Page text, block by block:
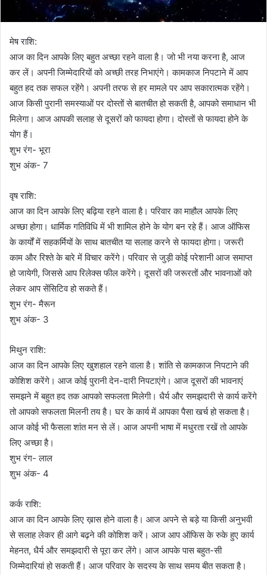
मेष राशि:
आज का दिन आपके लिए बहुत अच्छा रहने वाला है। जो भी नया करना है, आज
कर लें। अपनी जिम्मेदारियों को अच्छी तरह निभाएंगे। कामकाज निपटाने में आप
बहुत हद तक सफल रहेंगे। अपनी तरफ से हर मामले पर आप सकारात्मक रहेंगे।
आज किसी पुरानी समस्याओं पर दोस्तों से बातचीत हो सकती है, आपको समाधान भी
मिलेगा। आज आपकी सलाह से दूसरों को फायदा होगा। दोस्तों से फायदा होने के
योग हैं।
शुभ रंग- भूरा
शुभ अंक- 7
वृष राशि:
आज का दिन आपके लिए बढ़िया रहने वाला है। परिवार का माहौल आपके लिए
अच्छा होगा। धार्मिक गतिविधि में भी शामिल होने के योग बन रहे हैं। आज ऑफिस
के कार्यों में सहकर्मियों के साथ बातचीत या सलाह करने से फायदा होगा। जरूरी
काम और रिश्ते के बारे में विचार करेंगे। परिवार से जुड़ी कोई परेशानी आज समाप्त
हो जायेगी, जिससे आप रिलेक्स फील करेंगे। दूसरों की जरूरतों और भावनाओं को
लेकर आप सेंसिटिव हो सकते हैं।
शुभ रंग- मैरून
शुभ अंक- 3
मिथुन राशि:
आज का दिन आपके लिए खुशहाल रहने वाला है। शांति से कामकाज निपटाने की
कोशिश करेंगे। आज कोई पुरानी देन-दारी निपटाएंगे। आज दूसरों की भावनाएं
समझने में बहुत हद तक आपको सफलता मिलेगी। धैर्य और समझदारी से कार्य करेंगे
तो आपको सफलता मिलनी तय है। घर के कार्य में आपका पैसा खर्च हो सकता है।
आज कोई भी फैसला शांत मन से लें। आज अपनी भाषा में मधुरता रखें तो आपके
लिए अच्छा है।
शुभ रंग- लाल
शुभ अंक- 4
कर्क राशि:
आज का दिन आपके लिए ख़ास होने वाला है। आज अपने से बड़े या किसी अनुभवी
से सलाह लेकर ही आगे बढ़ने की कोशिश करें। आज आप ऑफिस के रुके हुए कार्य
मेहनत, धैर्य और समझदारी से पूरा कर लेंगे। आज आपके पास बहुत-सी
जिम्मेदारियां हो सकती हैं। आज परिवार के सदस्य के साथ समय बीत सकता है।